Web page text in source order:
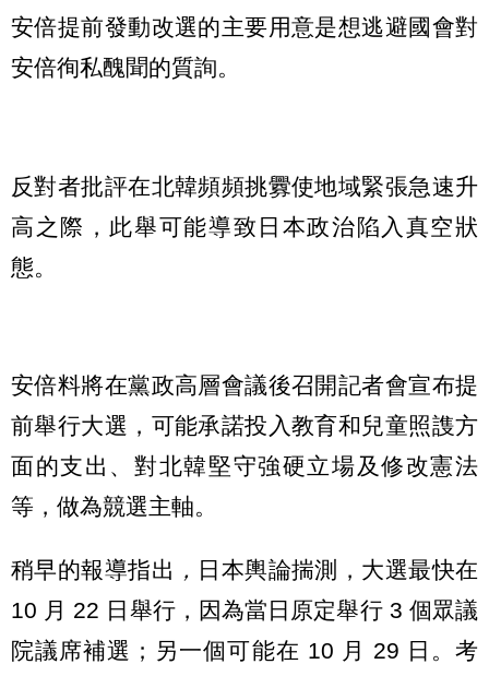
安倍提前發動改選的主要用意是想逃避國會對
安倍徇私醜聞的質詢。
反對者批評在北韓頻頻挑釁使地域緊張急速升
高之際，此舉可能導致日本政治陷入真空狀
態。
安倍料將在黨政高層會議後召開記者會宣布提
前舉行大選，可能承諾投入教育和兒童照謢方
面的支出、對北韓堅守強硬立場及修改憲法
等，做為競選主軸。
稍早的報導指出 ， 日本輿論揣測，大選最快在
10 月 22 日舉行，因為當日原定舉行 3 個眾議
院議席補選；另一個可能在 10 月 29 日。考